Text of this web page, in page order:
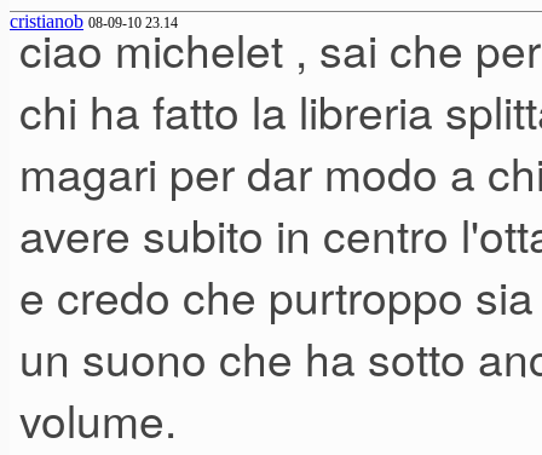
cristianob 08-09-10 23.14
ciao michelet , sai che
chi ha fatto la libreria
magari per dar modo a
avere subito in centro
e credo che purtroppo
un suono che ha sotto
volume.